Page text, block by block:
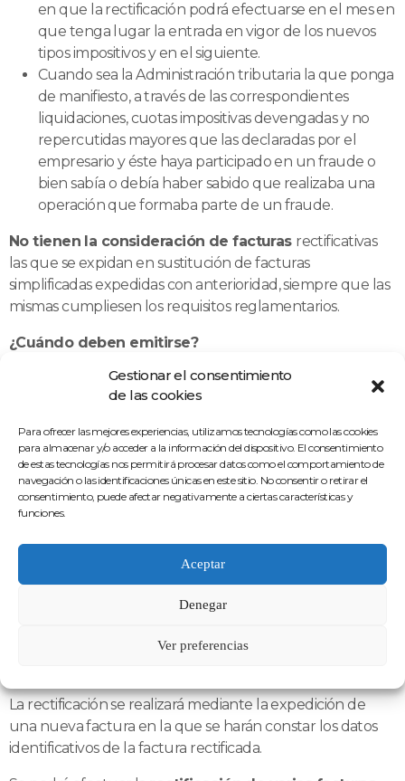
Gestionar el consentimiento
de las cookies
Para ofrecer las mejores experiencias, utilizamos tecnologías como las cookies
para almacenar y/o acceder a la información del dispositivo. El consentimiento
de estas tecnologías nos permitirá procesar datos como el comportamiento de
navegación o las identificaciones únicas en este sitio. No consentir o retirar el
consentimiento, puede afectar negativamente a ciertas características y
funciones.
Aceptar
Denegar
Ver preferencias
en que la rectificación podrá efectuarse en el mes en
que tenga lugar la entrada en vigor de los nuevos
tipos impositivos y en el siguiente.
Cuando sea la Administración tributaria la que ponga
de manifiesto, a través de las correspondientes
liquidaciones, cuotas impositivas devengadas y no
repercutidas mayores que las declaradas por el
empresario y éste haya participado en un fraude o
bien sabía o debía haber sabido que realizaba una
operación que formaba parte de un fraude.
No tienen la consideración de facturas rectificativas
las que se expidan en sustitución de facturas
simplificadas expedidas con anterioridad, siempre que las
mismas cumpliesen los requisitos reglamentarios.
¿Cuándo deben emitirse?
La rectificación se efectuará tan pronto como el obligado
a expedir la factura tenga constancia de las
que no hubieran transcurrido 4 añosa partir del
momento en que se devengó el impuesto o, en su caso,
de la fecha en que se hayan producido las circunstancias
reguladas en el artículo 80 de la Ley del IVA, que dan
facturas rectificativas deberán remitirse
día 16 del mes siguiente a aquel en que se hubiera
¿Qué requisitos deben reunir las facturas de
La rectificación se realizará mediante la expedición de
una nueva factura en la que se harán constar los datos
identificativos de la factura rectificada.